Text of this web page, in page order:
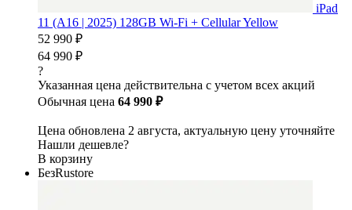
iPad
11 (A16 | 2025) 128GB Wi-Fi + Cellular Yellow
52 990 ₽
64 990 ₽
?
Указанная цена действительна с учетом всех акций
Обычная цена 64 990 ₽
Цена обновлена 2 августа, актуальную цену уточняйте
Нашли дешевле?
В корзину
БезRustore